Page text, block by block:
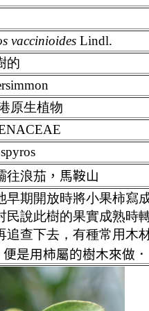
vaccinioides Lindl.
的
原生植物
往浪茄 ，馬鞍山
早期開放時將小果柿寫
民說此樹的果實成熟時
追查下去，有種常用木
是用柿屬的樹木來做．